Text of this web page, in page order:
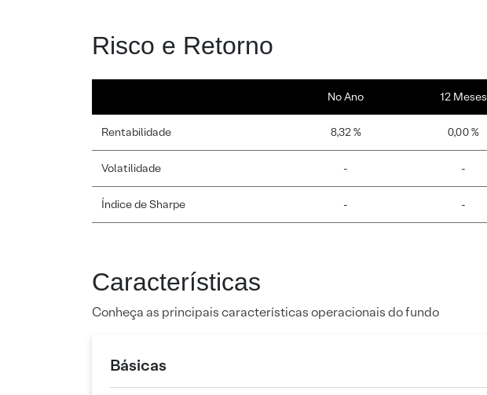
Risco e Retorno
No Ano 12 Meses
Rentabilidade 8,32 % 0,00 %
Volatilidade - -
Índice de Sharpe - -
Características
Conheça as principais características operacionais do fundo
Básicas